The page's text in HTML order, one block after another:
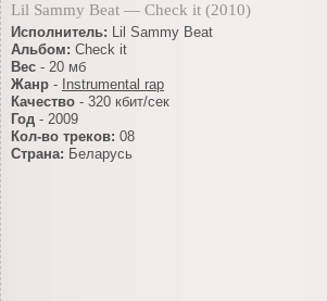
Lil Sammy Beat — Check it (2010)
Исполнитель: Lil Sammy Beat
Альбом: Check it
Вес - 20 мб
Жанр - Instrumental rap
Качество - 320 кбит/сек
Год - 2009
Кол-во треков: 08
Страна: Беларусь